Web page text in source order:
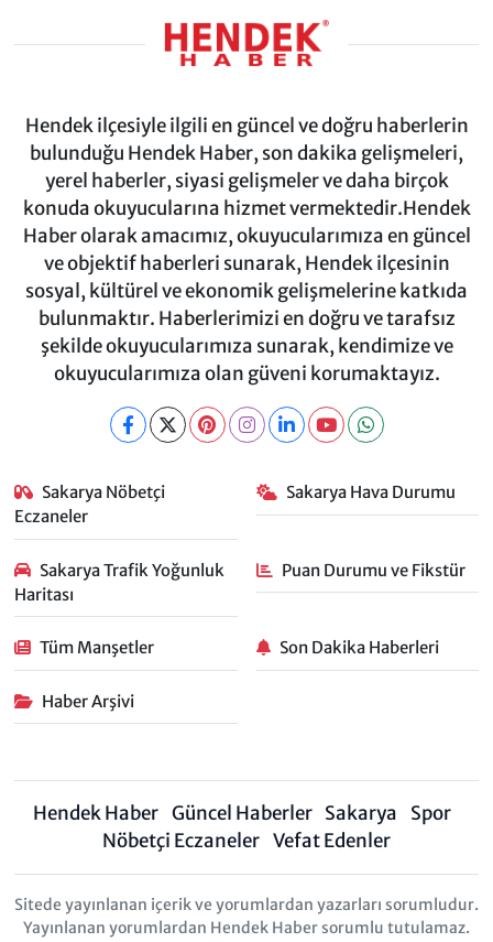
Hendek ilçesiyle ilgili en güncel ve doğru haberlerin
bulunduğu Hendek Haber, son dakika gelişmeleri,
yerel haberler, siyasi gelişmeler ve daha birçok
konuda okuyucularına hizmet vermektedir.Hendek
Haber olarak amacımız, okuyucularımıza en güncel
ve objektif haberleri sunarak, Hendek ilçesinin
sosyal, kültürel ve ekonomik gelişmelerine katkıda
bulunmaktır. Haberlerimizi en doğru ve tarafsız
şekilde okuyucularımıza sunarak, kendimize ve
okuyucularımıza olan güveni korumaktayız.
Sakarya Nöbetçi
Eczaneler
Sakarya Hava Durumu
Sakarya Trafik Yoğunluk
Haritası
Puan Durumu ve Fikstür
Tüm Manşetler Son Dakika Haberleri
Haber Arşivi
Hendek Haber Güncel Haberler Sakarya
Spor
Nöbetçi Eczaneler Vefat Edenler
Sitede yayınlanan içerik ve yorumlardan yazarları sorumludur.
Yayınlanan yorumlardan Hendek Haber sorumlu tutulamaz.